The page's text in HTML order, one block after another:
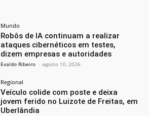
Mundo
Robôs de IA continuam a realizar
ataques cibernéticos em testes,
dizem empresas e autoridades
Evaldo Ribeiro - agosto 10, 2026
Regional
Veículo colide com poste e deixa
jovem ferido no Luizote de Freitas, em
Uberlândia